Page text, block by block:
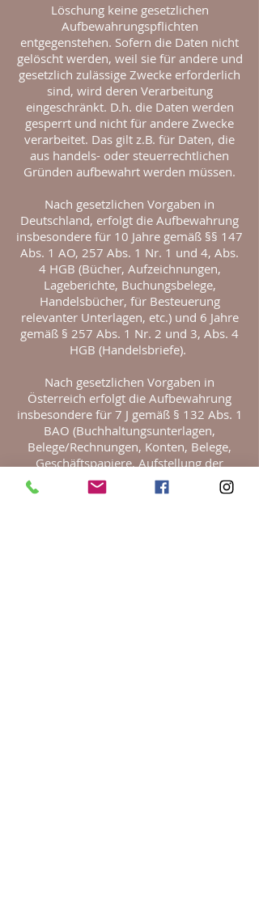
Löschung keine gesetzlichen
Aufbewahrungspflichten
entgegenstehen. Sofern die Daten nicht
gelöscht werden, weil sie für andere und
gesetzlich zulässige Zwecke erforderlich
sind, wird deren Verarbeitung
eingeschränkt. D.h. die Daten werden
gesperrt und nicht für andere Zwecke
verarbeitet. Das gilt z.B. für Daten, die
aus handels- oder steuerrechtlichen
Gründen aufbewahrt werden müssen.
Nach gesetzlichen Vorgaben in
Deutschland, erfolgt die Aufbewahrung
insbesondere für 10 Jahre gemäß §§ 147
Abs. 1 AO, 257 Abs. 1 Nr. 1 und 4, Abs.
4 HGB (Bücher, Aufzeichnungen,
Lageberichte, Buchungsbelege,
Handelsbücher, für Besteuerung
relevanter Unterlagen, etc.) und 6 Jahre
gemäß § 257 Abs. 1 Nr. 2 und 3, Abs. 4
HGB (Handelsbriefe).
Nach gesetzlichen Vorgaben in
Österreich erfolgt die Aufbewahrung
insbesondere für 7 J gemäß § 132 Abs. 1
BAO (Buchhaltungsunterlagen,
Belege/Rechnungen, Konten, Belege,
Geschäftspapiere, Aufstellung der
Einnahmen und Ausgaben, etc.), für 22
Jahre im Zusammenhang mit